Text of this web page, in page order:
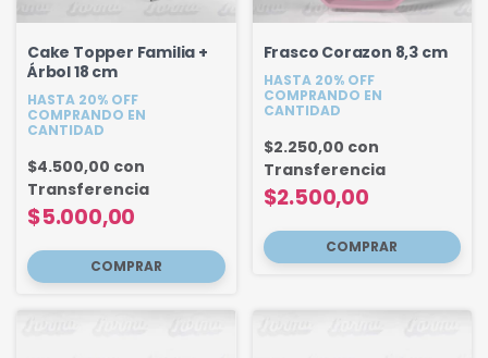
Cake Topper Familia +
Árbol 18 cm
HASTA 20% OFF
COMPRANDO EN
CANTIDAD
$5.000,00
$4.500,00 con
Transferencia
Frasco Corazon 8,3 cm
HASTA 20% OFF
COMPRANDO EN
CANTIDAD
$2.500,00
$2.250,00 con
Transferencia